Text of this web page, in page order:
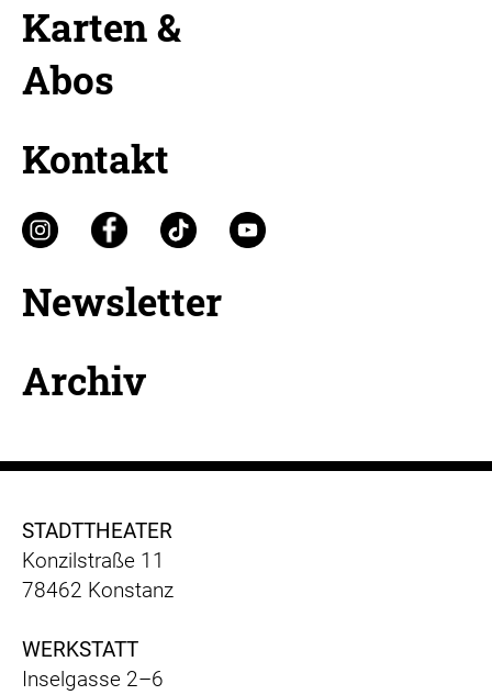
Karten &
Abos
Kontakt
Newsletter
Archiv
STADTTHEATER
Konzilstraße 11
78462 Konstanz
WERKSTATT
Inselgasse 2–6